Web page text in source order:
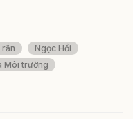
rắn
Ngọc Hồi
Môi trường